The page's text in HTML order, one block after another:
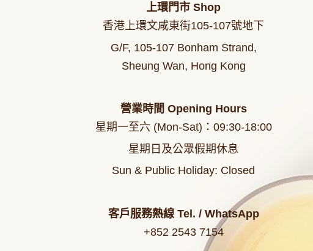
上環門市 Shop
香港上環文咸東街105-107號地下
G/F, 105-107 Bonham Strand,
Sheung Wan, Hong Kong
營業時間 Opening Hours
星期一至六 (Mon-Sat)：09:30-18:00
星期日及公眾假期休息
Sun & Public Holiday: Closed
客戶服務熱線 Tel. / WhatsApp
+852 2543 7154